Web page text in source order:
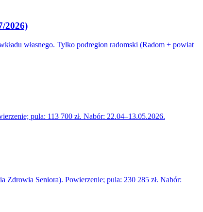
2026)
własnego. Tylko podregion radomski (Radom + powiat
pula: 113 700 zł. Nabór: 22.04–13.05.2026.
Seniora). Powierzenie; pula: 230 285 zł. Nabór: